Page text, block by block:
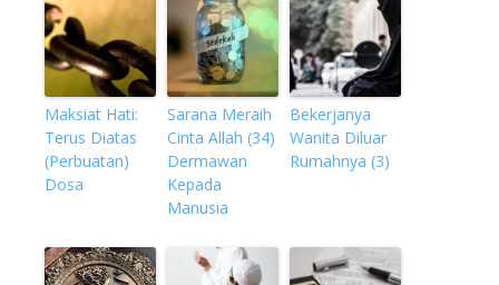
Maksiat Hati:
Terus Diatas
(Perbuatan)
Dosa
Sarana Meraih
Cinta Allah (34)
Dermawan
Kepada
Manusia
Bekerjanya
Wanita Diluar
Rumahnya (3)